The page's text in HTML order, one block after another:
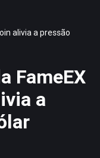
alivia a pressão
FameEX
a